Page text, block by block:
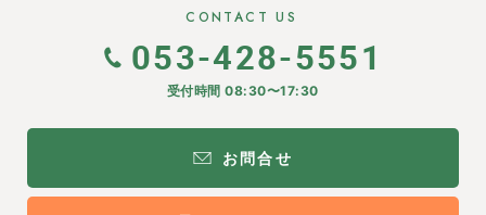
CONTACT US
053-428-5551
受付時間 08:30〜17:30
お問合せ